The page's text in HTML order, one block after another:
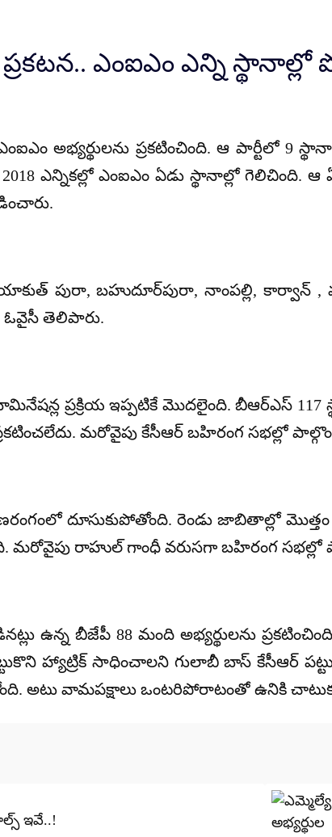
ఎంఐఎం ఎన్ని స్థానాల్లో
అభ్యర్థులను ప్రకటించింది. ఆ పార్టీలో 9
2018 ఎన్నికల్లో ఎంఐఎం ఏడు స్థానాల్లో
పురా, బహుదూర్‌పురా, నాంపల్లి, కార్వాన్ ,
తెలిపారు.
ప్రక్రియ ఇప్పటికే మొదలైంది. బీఆర్ఎస్
మరోవైపు కేసీఆర్ బహిరంగ సభల్లో
దూసుకుపోతోంది. రెండు జాబితాల్లో మొత్తం
మరోవైపు రాహుల్ గాంధీ వరుసగా బహిరంగ
ఉన్న బీజేపీ 88 మంది అభ్యర్థులను
హ్యాట్రిక్‌ సాధించాలని గులాబీ బాస్ కేసీఆర్
అటు వామపక్షాలు ఒంటరిపోరాటంతో ఉనికి
ఇవే..!